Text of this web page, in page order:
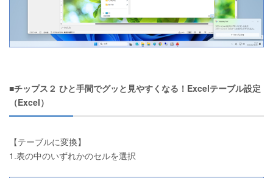
■チップス２ ひと手間でグッと見やすくなる！Excelテーブル設定
（Excel）
【テーブルに変換】
1.表の中のいずれかのセルを選択